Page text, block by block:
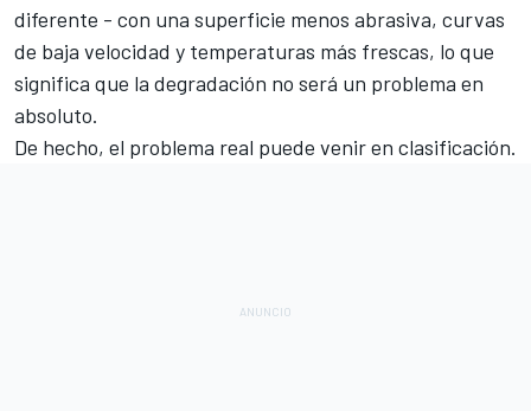
diferente - con una superficie menos abrasiva, curvas
de baja velocidad y temperaturas más frescas, lo que
significa que la degradación no será un problema en
absoluto.
De hecho, el problema real puede venir en clasificación.